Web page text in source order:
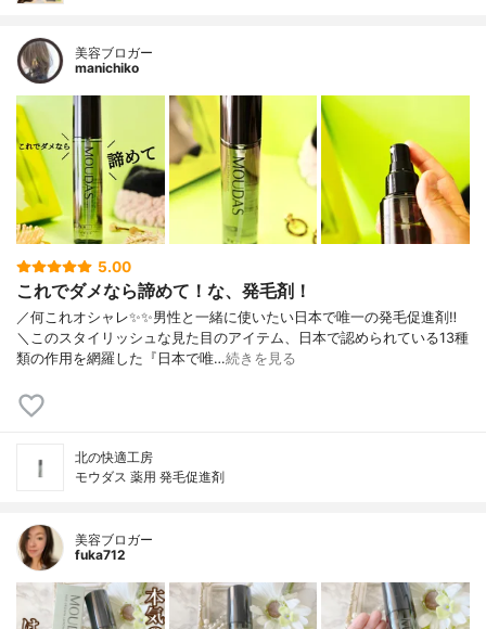
美容ブロガー
manichiko
5.00
これでダメなら諦めて！な、発毛剤！
／何これオシャレ✨✨男性と一緒に使いたい日本で唯一の発毛促進剤‼︎
＼このスタイリッシュな見た目のアイテム、日本で認められている13種
類の作用を網羅した『日本で唯…続きを見る
北の快適工房
モウダス 薬用 発毛促進剤
美容ブロガー
fuka712